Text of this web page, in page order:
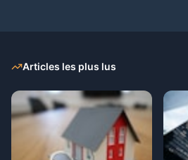
Articles les plus lus